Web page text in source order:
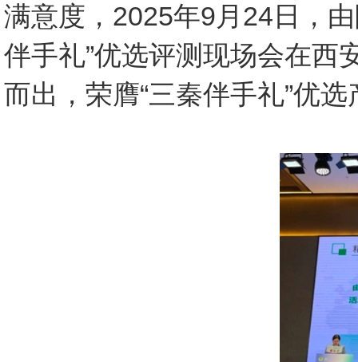
满意度，2025年9月24日，
伴手礼”优选评测现场会在西
而出，荣膺“三秦伴手礼”优